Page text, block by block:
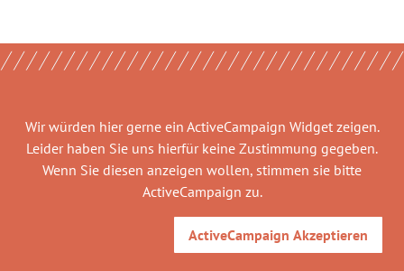
Wir würden hier gerne ein ActiveCampaign Widgetzeigen.
Leider haben Sie uns hierfür keine Zustimmung gegeben.
Wenn Sie diesen anzeigen wollen, stimmen sie bitte
ActiveCampaign zu.
ActiveCampaign Akzeptieren